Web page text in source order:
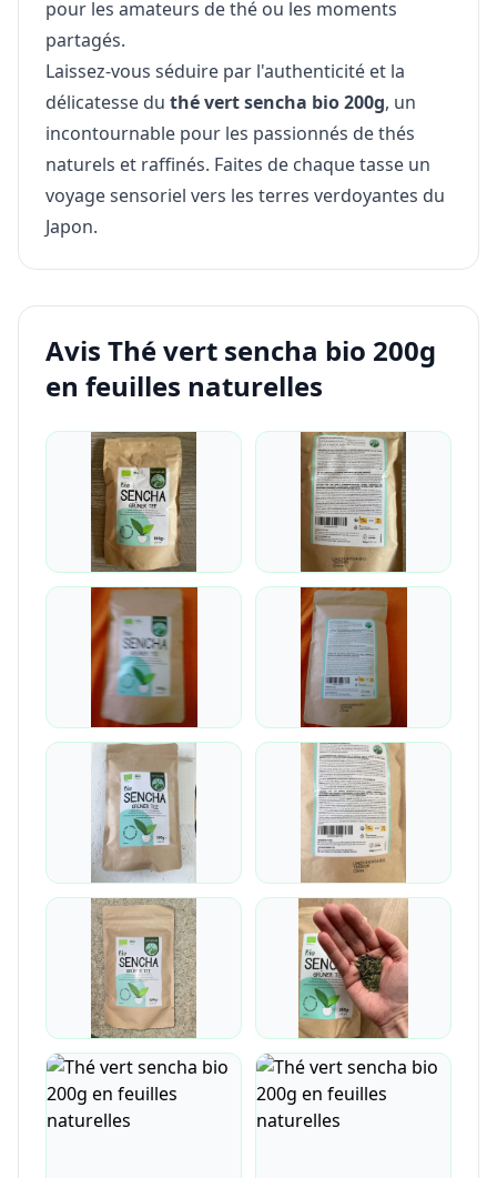
pour les amateurs de thé ou les moments
partagés.
Laissez-vous séduire par l'authenticité et la
délicatesse du thé vert sencha bio 200g, un
incontournable pour les passionnés de thés
naturels et raffinés. Faites de chaque tasse un
voyage sensoriel vers les terres verdoyantes du
Japon.
Avis Thé vert sencha bio 200g
en feuilles naturelles